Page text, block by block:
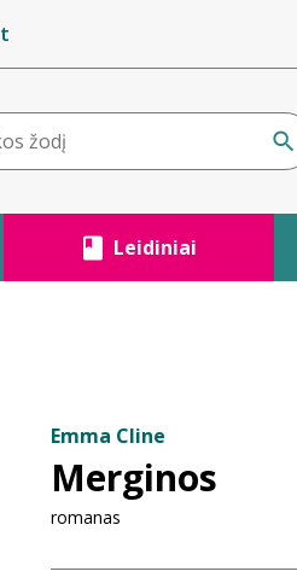
Leidiniai
Emma Cline
Merginos
romanas